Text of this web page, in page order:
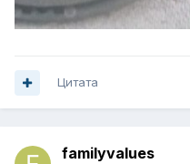
Цитата
familyvalues